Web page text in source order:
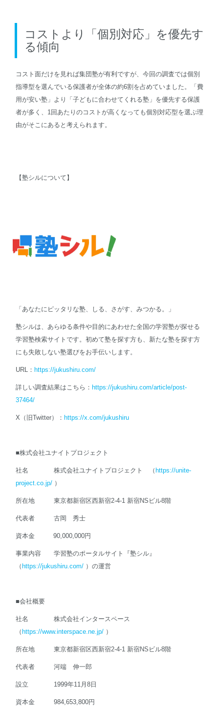
コストより「個別対応」を優先す
る傾向
コスト面だけを見れば集団塾が有利ですが、今回の調査では個別
指導型を選んでいる保護者が全体の約6割を占めていました。「費
用が安い塾」より「子どもに合わせてくれる塾」を優先する保護
者が多く、1回あたりのコストが高くなっても個別対応型を選ぶ理
由がそこにあると考えられます。
【塾シルについて】
「あなたにピッタリな塾、しる、さがす、みつかる。」
塾シルは、あらゆる条件や目的にあわせた全国の学習塾が探せる
学習塾検索サイトです。初めて塾を探す方も、新たな塾を探す方
にも失敗しない塾選びをお手伝いします。
URL： https://jukushiru.com/
詳しい調査結果はこちら： https://jukushiru.com/article/post-
37464/
X（旧Twitter）： https://x.com/jukushiru
■株式会社ユナイトプロジェクト
社名 株式会社ユナイトプロジェクト （ https://unite-
project.co.jp/）
所在地 東京都新宿区西新宿2-4-1 新宿NSビル8階
代表者 古岡 秀士
資本金 90,000,000円
事業内容 学習塾のポータルサイト『塾シル』
（ https://jukushiru.com/）の運営
■会社概要
社名 株式会社インタースペース
（ https://www.interspace.ne.jp/）
所在地 東京都新宿区西新宿2-4-1 新宿NSビル8階
代表者 河端 伸一郎
設立 1999年11月8日
資本金 984,653,800円